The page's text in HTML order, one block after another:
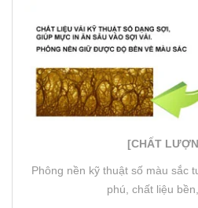
[CHẤT
Phông nền kỹ thuật số màu sắc
phú, chất liệu